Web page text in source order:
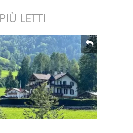
PIÙ LETTI